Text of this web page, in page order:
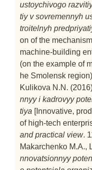
ustoychivogo
tiy v sovremennyh
troitelnyh
on of the
machine-building
(on the example of
he Smolensk
Kulikova N.N.
nnyy i kadrovyy
tiya [Innovative,
of high-tech
and practical view.
Makarchenko M.A.,
nnovatsionnyy